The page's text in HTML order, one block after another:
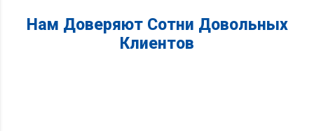
Нам Доверяют Сотни Довольных
Клиентов